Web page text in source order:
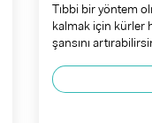
Tıbbi bir yöntem
kalmak için kürler
şansını